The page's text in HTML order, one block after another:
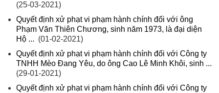
(25-03-2021)
Quyết định xử phạt vi phạm hành chính đối với ông
Phạm Văn Thiên Chương, sinh năm 1973, là đại diện
Hộ ... (01-02-2021)
Quyết định xử phạt vi phạm hành chính đối với Công ty
TNHH Mèo Đang Yêu, do ông Cao Lê Minh Khôi, sinh ...
(29-01-2021)
Quyết định xử phạt vi phạm hành chính đối với Công ty